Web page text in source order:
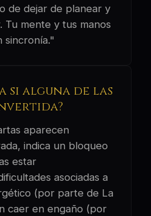
de dejar de planear y
Tu mente y tus manos
sincronía."
si alguna de las
aparecen
indica un bloqueo
estar
asociadas a
(por parte de La
caer en engaño (por